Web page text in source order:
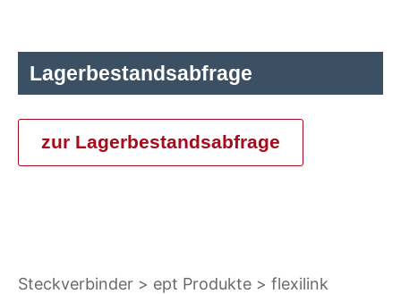
Lagerbestandsabfrage
zur Lagerbestandsabfrage
Steckverbinder ept Produkte
flexilink